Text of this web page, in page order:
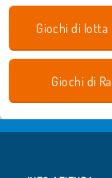
Giochi di lotta
Giochi di